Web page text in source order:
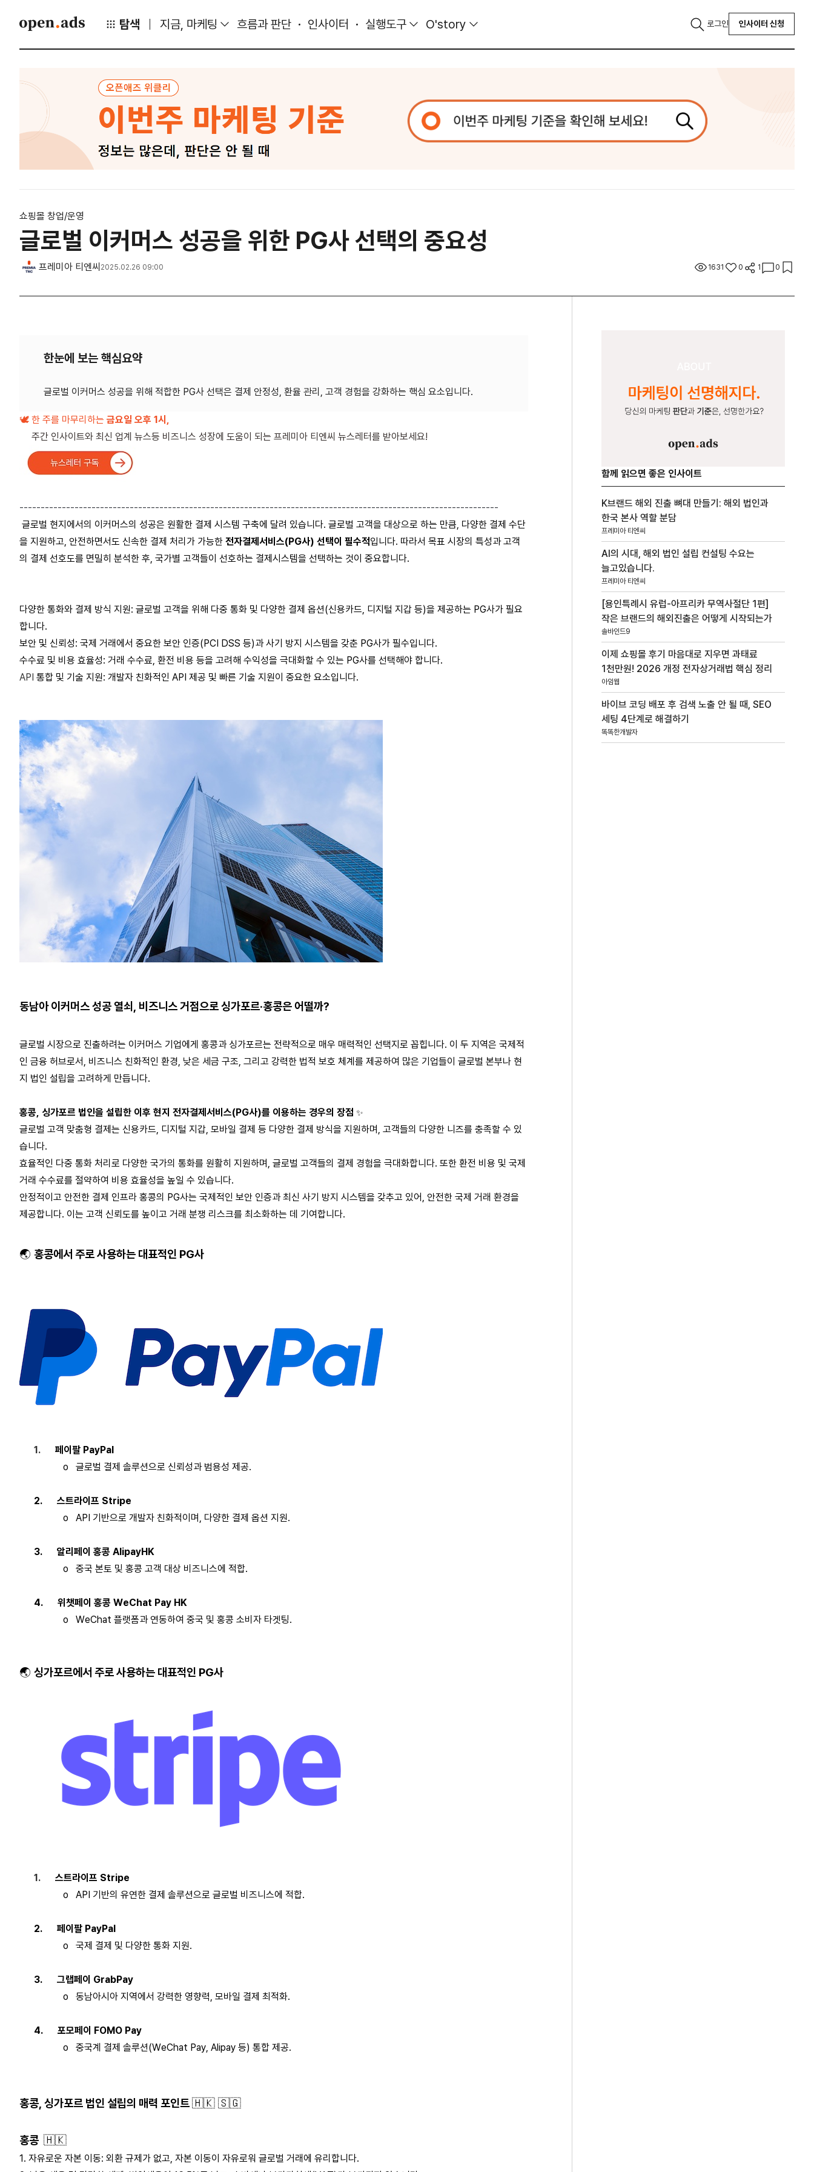
탐색 지금, 마케팅 흐름과 판단 인사이터 실행도구 O'story 로그인 인사이터 신청
쇼핑몰 창업/운영
글로벌 이커머스 성공을 위한 PG사 선택의 중요성
프레미아 티엔씨 2025.02.26 09:00 1631 0 1 0
한눈에 보는 핵심요약
🕊️ 한 주를 마무리하는 금요일 오후 1시,
주간 인사이트와 최신 업계 뉴스등 비즈니스 성장에 도움이 되는 프레미아 티엔씨 뉴스레터를 받아보세요!
-----------------------------------------------------------------------------------------------------------------
글로벌 현지에서의 이커머스의 성공은 원활한 결제 시스템 구축에 달려 있습니다. 글로벌 고객을 대상으로 하는 만큼, 다양한 결제 수단
을 지원하고, 안전하면서도 신속한 결제 처리가 가능한 전자결제서비스(PG사) 선택이 필수적입니다. 따라서 목표 시장의 특성과 고객
의 결제 선호도를 면밀히 분석한 후, 국가별 고객들이 선호하는 결제시스템을 선택하는 것이 중요합니다.
다양한 통화와 결제 방식 지원: 글로벌 고객을 위해 다중 통화 및 다양한 결제 옵션(신용카드, 디지털 지갑 등)을 제공하는 PG사가 필요
합니다.
보안 및 신뢰성: 국제 거래에서 중요한 보안 인증(PCI DSS 등)과 사기 방지 시스템을 갖춘 PG사가 필수입니다.
수수료 및 비용 효율성: 거래 수수료, 환전 비용 등을 고려해 수익성을 극대화할 수 있는 PG사를 선택해야 합니다.
API 통합 및 기술 지원: 개발자 친화적인 API 제공 및 빠른 기술 지원이 중요한 요소입니다.
동남아 이커머스 성공 열쇠, 비즈니스 거점으로 싱가포르·홍콩은 어떨까?
글로벌 시장으로 진출하려는 이커머스 기업에게 홍콩과 싱가포르는 전략적으로 매우 매력적인 선택지로 꼽힙니다. 이 두 지역은 국제적
인 금융 허브로서 , 비즈니스 친화적인 환경, 낮은 세금 구조, 그리고 강력한 법적 보호 체계를 제공하여 많은 기업들이 글로벌 본부나 현
지 법인 설립을 고려하게 만듭니다.
홍콩, 싱가포르 법인을 설립한 이후 현지 전자결제서비스(PG사)를 이용하는 경우의 장점 ✨
글로벌 고객 맞춤형 결제는 신용카드, 디지털 지갑, 모바일 결제 등 다양한 결제 방식을 지원하며, 고객들의 다양한 니즈를 충족할 수 있
습니다.
효율적인 다중 통화 처리로 다양한 국가의 통화를 원활히 지원하며, 글로벌 고객들의 결제 경험을 극대화합니다. 또한 환전 비용 및 국제
거래 수수료를 절약하여 비용 효율성을 높일 수 있습니다.
안정적이고 안전한 결제 인프라 홍콩의 PG사는 국제적인 보안 인증과 최신 사기 방지 시스템을 갖추고 있어, 안전한 국제 거래 환경을
제공합니다. 이는 고객 신뢰도를 높이고 거래 분쟁 리스크를 최소화하는 데 기여합니다.
🌏 홍콩에서 주로사용하는 대표적인 PG사
1. 페이팔 PayPal
o
글로벌 결제 솔루션으로 신뢰성과 범용성 제공.
2. 스트라이프 Stripe
o
API 기반으로 개발자 친화적이며 , 다양한 결제 옵션 지원.
3. 알리페이 홍콩 AlipayHK
o
중국 본토 및 홍콩 고객 대상 비즈니스에 적합.
4. 위챗페이 홍콩 WeChat Pay HK
o
WeChat 플랫폼과 연동하여 중국 및 홍콩 소비자 타겟팅.
🌏 싱가포르에서 주로사용하는 대표적인 PG사
1. 스트라이프 Stripe
o
API 기반의 유연한 결제 솔루션으로 글로벌 비즈니스에 적합.
2. 페이팔 PayPal
o
국제 결제 및 다양한 통화 지원.
3. 그랩페이 GrabPay
o
동남아시아 지역에서 강력한 영향력, 모바일 결제 최적화.
4. 포모페이
FOMO Pay
o
중국계 결제 솔루션(WeChat Pay, Alipay 등) 통합 제공.
홍콩, 싱가포르 법인 설립의 매력 포인트🇭🇰 🇸🇬
홍콩 🇭🇰
1. 자유로운 자본 이동: 외환 규제가 없고, 자본 이동이 자유로워 글로벌 거래에 유리합니다.
함께 읽으면 좋은 인사이트
K브랜드 해외 진출 뼈대 만들기: 해외 법인과
한국 본사 역할 분담
프레미아 티엔씨
AI의 시대, 해외 법인 설립 컨설팅 수요는
늘고있습니다.
프레미아 티엔씨
[용인특례시 유럽-아프리카 무역사절단 1편]
작은 브랜드의 해외진출은 어떻게 시작되는가
솔바인드9
이제 쇼핑몰 후기 마음대로 지우면 과태료
1천만원! 2026 개정 전자상거래법 핵심 정리
아임웹
바이브 코딩 배포 후 검색 노출 안 될 때, SEO
세팅 4단계로 해결하기
똑똑한개발자